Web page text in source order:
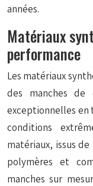
années.
Matériaux
performance
Les matériaux
des manches de
exceptionnelles en
conditions
matériaux, issus
polymères et
manches sur